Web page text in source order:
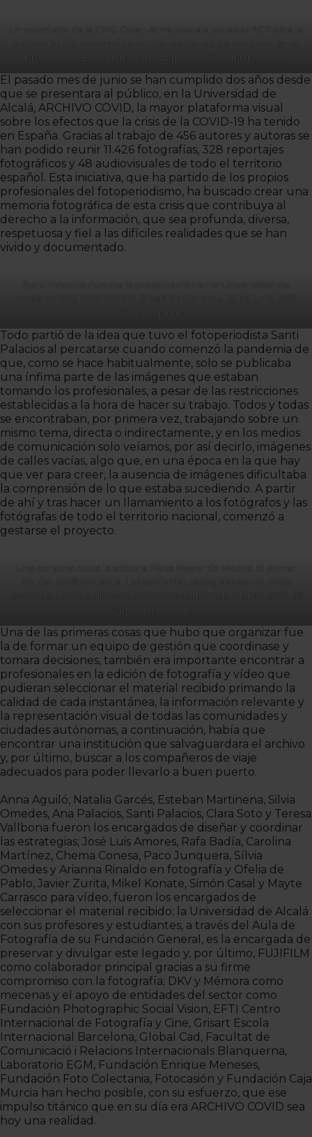
Un voluntario de la ONG Open Arms prepara pruebas PCR para la
detección del coronavirus en una residencia de ancianos, en la
provincia de Barcelona, 15 de abril, 2020. (© Santi Palacios)
El pasado mes de junio se han cumplido dos años desde
que se presentara al público, en la Universidad de
Alcalá, ARCHIVO COVID, la mayor plataforma visual
sobre los efectos que la crisis de la COVID-19 ha tenido
en España. Gracias al trabajo de 456 autores y autoras se
han podido reunir 11.426 fotografías, 328 reportajes
fotográficos y 48 audiovisuales de todo el territorio
español. Esta iniciativa, que ha partido de los propios
profesionales del fotoperiodismo, ha buscado crear una
memoria fotográfica de esta crisis que contribuya al
derecho a la información, que sea profunda, diversa,
respetuosa y fiel a las difíciles realidades que se han
vivido y documentado.
Santi Palacios durante la presentación en la Universidad de
Alcalá de ARCHIVO COVID. Alcalá de Henares, 22 de junio, 2021
(©Iván Spínola)
Todo partió de la idea que tuvo el fotoperiodista Santi
Palacios al percatarse cuando comenzó la pandemia de
que, como se hace habitualmente, solo se publicaba
una ínfima parte de las imágenes que estaban
tomando los profesionales, a pesar de las restricciones
establecidas a la hora de hacer su trabajo. Todos y todas
se encontraban, por primera vez, trabajando sobre un
mismo tema, directa o indirectamente, y en los medios
de comunicación solo veíamos, por así decirlo, imágenes
de calles vacías, algo que, en una época en la que hay
que ver para creer, la ausencia de imágenes dificultaba
la comprensión de lo que estaba sucediendo. A partir
de ahí y tras hacer un llamamiento a los fotógrafos y las
fotógrafas de todo el territorio nacional, comenzó a
gestarse el proyecto.
día del confinamiento. Las sombrillas recogidas son el único
recuerdo de las bulliciosas terrazas. Madrid, 15 de marzo, 2020. (©
Carmenchu Alemán)
Una de las primeras cosas que hubo que organizar fue
la de formar un equipo de gestión que coordinase y
tomara decisiones, también era importante encontrar a
profesionales en la edición de fotografía y vídeo que
pudieran seleccionar el material recibido primando la
calidad de cada instantánea, la información relevante y
la representación visual de todas las comunidades y
ciudades autónomas, a continuación, había que
encontrar una institución que salvaguardara el archivo
y, por último, buscar a los compañeros de viaje
adecuados para poder llevarlo a buen puerto.
Anna Aguiló, Natalia Garcés, Esteban Martinena, Silvia
Omedes, Ana Palacios, Santi Palacios, Clara Soto y Teresa
Vallbona fueron los encargados de diseñar y coordinar
las estrategias; José Luis Amores, Rafa Badía, Carolina
Martínez, Chema Conesa, Paco Junquera, Sílvia
Omedes y Arianna Rinaldo en fotografía y Ofelia de
Pablo, Javier Zurita, Mikel Konate, Simón Casal y Mayte
Carrasco para vídeo, fueron los encargados de
seleccionar el material recibido; la Universidad de Alcalá
con sus profesores y estudiantes, a través del Aula de
Fotografía de su Fundación General, es la encargada de
preservar y divulgar este legado y, por último, FUJIFILM
como colaborador principal gracias a su firme
compromiso con la fotografía; DKV y Mémora como
mecenas y el apoyo de entidades del sector como
Fundación Photographic Social Vision, EFTI Centro
Internacional de Fotografía y Cine, Grisart Escola
Internacional Barcelona, Global Cad, Facultat de
Comunicació i Relacions Internacionals Blanquerna,
Laboratorio EGM, Fundación Enrique Meneses,
Fundación Foto Colectania, Fotocasión y Fundación Caja
Murcia han hecho posible, con su esfuerzo, que ese
impulso titánico que en su día era ARCHIVO COVID sea
hoy una realidad.